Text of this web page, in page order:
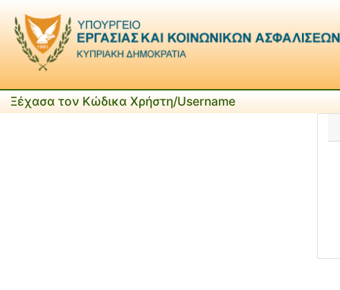
Ξέχασα τον Κώδικα Χρήστη/Username